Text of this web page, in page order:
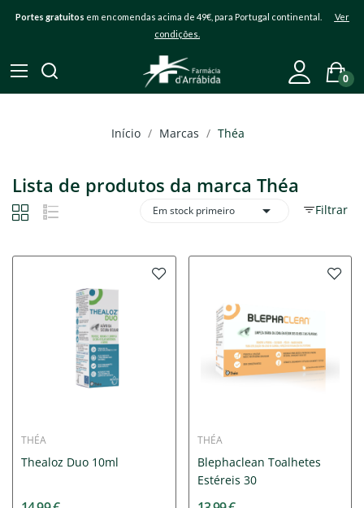
Portes gratuitos em encomendas acima de 49€, para Portugal continental. Ver
condições.
0
Início Marcas Théa
Lista de produtos da marca Théa
Filtrar
Em stock primeiro 
THÉA
Thealoz Duo 10ml
THÉA
Blephaclean Toalhetes
Estéreis 30